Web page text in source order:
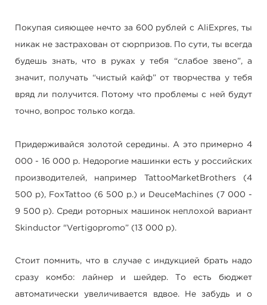
Покупая сияющее нечто за 600 рублей с AliExpres, ты
никак не застрахован от сюрпризов. По сути, ты всегда
будешь знать, что в руках у тебя “слабое звено”, а
значит, получать “чистый кайф” от творчества у тебя
вряд ли получится. Потому что проблемы с ней будут
точно, вопрос только когда.
Придерживайся золотой середины. А это примерно 4
000 - 16 000 р. Недорогие машинки есть у российских
производителей, например TattooMarketBrothers (4
500 р), FoxTattoo (6 500 р.) и DeuceMachines (7 000 -
9 500 р). Среди роторных машинок неплохой вариант
Skinductor "Vertigopromo” (13 000 р).
Стоит помнить, что в случае с индукцией брать надо
сразу комбо: лайнер и шейдер. То есть бюджет
автоматически увеличивается вдвое. Не забудь и о